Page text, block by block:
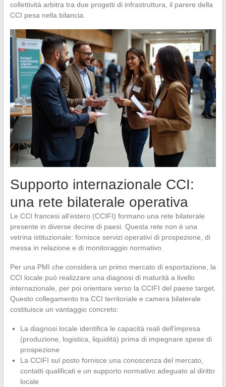
collettività arbitra tra due progetti di infrastruttura, il parere della
CCI pesa nella bilancia.
Supporto internazionale CCI:
una rete bilaterale operativa
Le CCI francesi all’estero (CCIFI) formano una rete bilaterale
presente in diverse decine di paesi. Questa rete non è una
vetrina istituzionale: fornisce servizi operativi di prospezione, di
messa in relazione e di monitoraggio normativo.
Per una PMI che considera un primo mercato di esportazione, la
CCI locale può realizzare una diagnosi di maturità a livello
internazionale, per poi orientare verso la CCIFI del paese target.
Questo collegamento tra CCI territoriale e camera bilaterale
costituisce un vantaggio concreto:
La diagnosi locale identifica le capacità reali dell’impresa
(produzione, logistica, liquidità) prima di impegnare spese di
prospezione
La CCIFI sul posto fornisce una conoscenza del mercato,
contatti qualificati e un supporto normativo adeguato al diritto
locale